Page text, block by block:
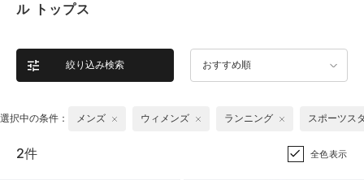
ル トップス
絞り込み検索 おすすめ順
選択中の条件： メンズ ウィメンズ ランニング スポーツス
2件 全色表示